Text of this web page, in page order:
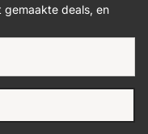
gemaakte deals, en